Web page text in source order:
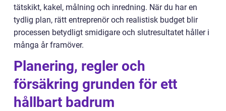
tätskikt, kakel, målning och inredning. När du har en
tydlig plan, rätt entreprenör och realistisk budget blir
processen betydligt smidigare och slutresultatet håller i
många år framöver.
Planering, regler och
försäkring grunden för ett
hållbart badrum